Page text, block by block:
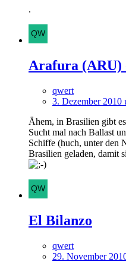
.
Arafura (ARU)
qwert
3. Dezember 2010
Ähem, in Brasilien gibt
Sucht mal nach Ballast
Schiffe (huch, unter den
Brasilien geladen, damit
El Bilanzo
qwert
29. November